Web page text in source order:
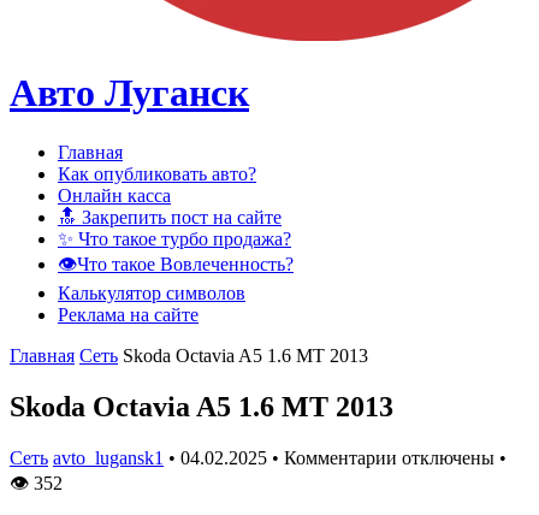
Авто Луганск
Главная
Как опубликовать авто?
Онлайн касса
🔝 Закрепить пост на сайте
✨ Что такое турбо продажа?
👁️Что такое Вовлеченность?
Калькулятор символов
Реклама на сайте
Главная Сеть Skoda Octavia A5 1.6 MT 2013
Skoda Octavia A5 1.6 MT 2013
Сеть avto_lugansk1 • 04.02.2025 • Комментарии отключены •
👁 352